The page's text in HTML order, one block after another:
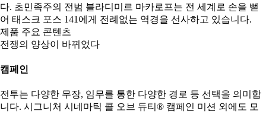
다. 초민족주의 전범 블라디미르 마카로프는 전 세계로 손을 뻗
어 태스크 포스 141에게 전례없는 역경을 선사하고 있습니다.
제품 주요 콘텐츠
전쟁의 양상이 바뀌었다
캠페인
전투는 다양한 무장, 임무를 통한 다양한 경로 등 선택을 의미합
니다. 시그니처 시네마틱 콜 오브 듀티® 캠페인 미션 외에도 모